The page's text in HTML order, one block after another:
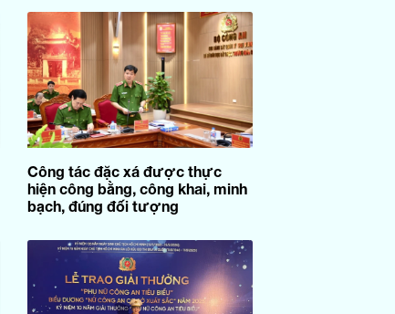
Công tác đặc xá được thực
hiện công bằng, công khai, minh
bạch, đúng đối tượng